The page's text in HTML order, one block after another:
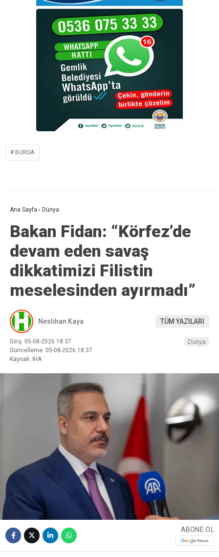
BURSA
Ana Sayfa › Dünya
Bakan Fidan: “Körfez’de
devam eden savaş
dikkatimizi Filistin
meselesinden ayırmadı”
Neslihan Kaya TÜM YAZILARI
Giriş: 05-08-2026 18:37
Güncelleme: 05-08-2026 18:37
Kaynak: İHA
Dünya
ABONE OL